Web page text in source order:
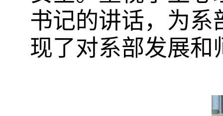
书记的讲话，为系
现了对系部发展和